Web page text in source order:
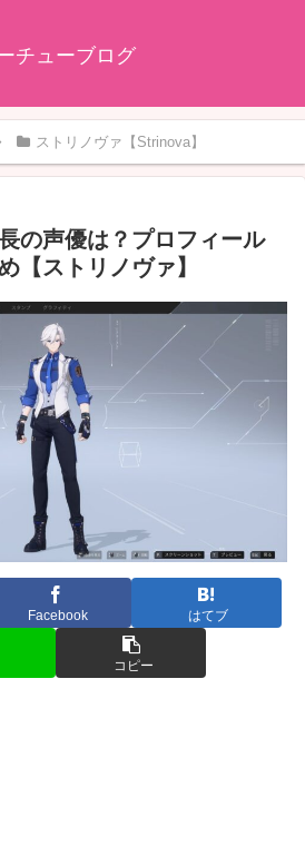
チューブログ
ストリノヴァ【Strinova】
の声優は？プロフィール
【ストリノヴァ】
Facebook はてブ
コピー